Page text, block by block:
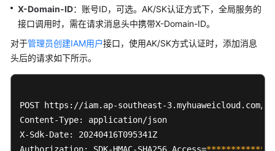
议
（SLA）
白
皮
书
源
支
X-Domain-ID：账号ID，可选。AK/SK认证方式下，全局服务的
接口调用时，需在请求消息头中携带X-Domain-ID。
对于管理员创建IAM用户接口，使用AK/SK方式认证时，添加消息
头后的请求如下所示。
POST https://iam.ap-southeast-3.myhuaweicloud.com/
Content-Type: application/json
X-Sdk-Date: 20240416T095341Z